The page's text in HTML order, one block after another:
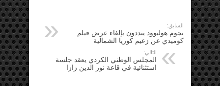
السابق:
نجوم هوليوود ينددون بإلغاء عرض فيلم
كوميدي عن زعيم كوريا الشمالية
التالي:
المجلس الوطني الكردي يعقد جلسة
استثنائية في قاعة نور الدين زازا